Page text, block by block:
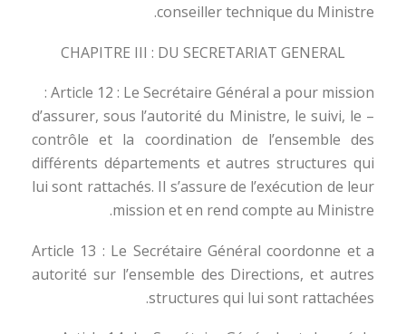
conseiller technique du Ministre.
CHAPITRE III : DU SECRETARIAT GENERAL
Article 12 : Le Secrétaire Général a pour mission :
– d’assurer, sous l’autorité du Ministre, le suivi, le
contrôle et la coordination de l’ensemble des
différents départements et autres structures qui
lui sont rattachés. Il s’assure de l’exécution de leur
mission et en rend compte au Ministre.
Article 13 : Le Secrétaire Général coordonne et a
autorité sur l’ensemble des Directions, et autres
structures qui lui sont rattachées.